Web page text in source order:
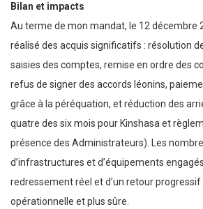
Bilan et impacts
Au terme de mon mandat, le 12 décembre
réalisé des acquis significatifs : résolution
saisies des comptes, remise en ordre des
refus de signer des accords léonins,
grâce à la péréquation, et réduction des
quatre des six mois pour Kinshasa et
présence des Administrateurs). Les
d’infrastructures et d’équipements
redressement réel et d’un retour progressif
opérationnelle et plus sûre.